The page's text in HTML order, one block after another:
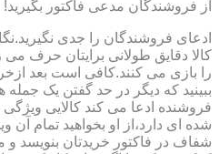
از فروشندگان مدعی فاکتور بگیرید!
ادعای فروشندگان را جدی
کالا دقایق طولانی برایتان حرف
را بازی می کنند.کافی است بعد
ببینید که دیگر در حد گفتن یک جمله
فروشنده ادعا می کند کالایی
شده ای دارد،از او بخواهید تمام
شفاف در فاکتور خریدتان بنویسد و